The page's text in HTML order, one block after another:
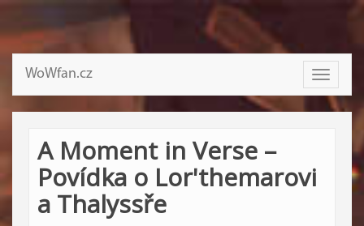
Toggle
WoWfan.cz
A Moment in Verse –
Povídka o Lor'themarovi
a Thalyssře